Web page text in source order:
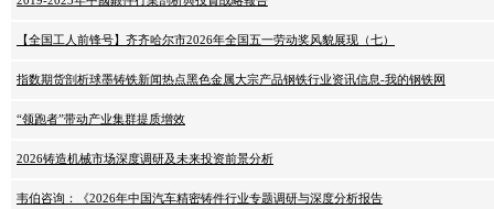
【全国工人前锋号】齐齐哈尔市2026年全国五一劳动奖风貌展现（七）
指数期货剖析球墨铸铁新闻热点黑色金属大宗产品钢铁行业资讯信息-我的钢铁网
“领跑者”带动产业集群提质增效
2026铸造机械市场深度调研及未来投资前景分析
韦伯咨询：《2026年中国汽车精密铸件行业专题调研与深度分析报告